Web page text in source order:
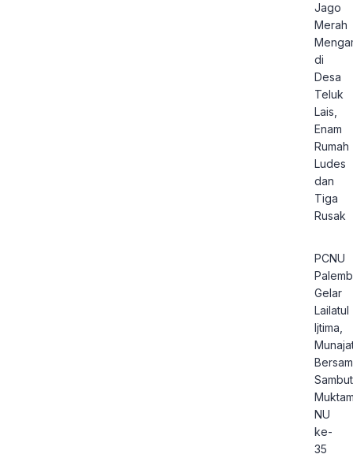
Jago
Merah
di
Desa
Teluk
Lais,
Enam
Rumah
Ludes
dan
Tiga
Rusak
PCNU
Gelar
Lailatul
Ijtima,
Sambut
NU
ke-
35